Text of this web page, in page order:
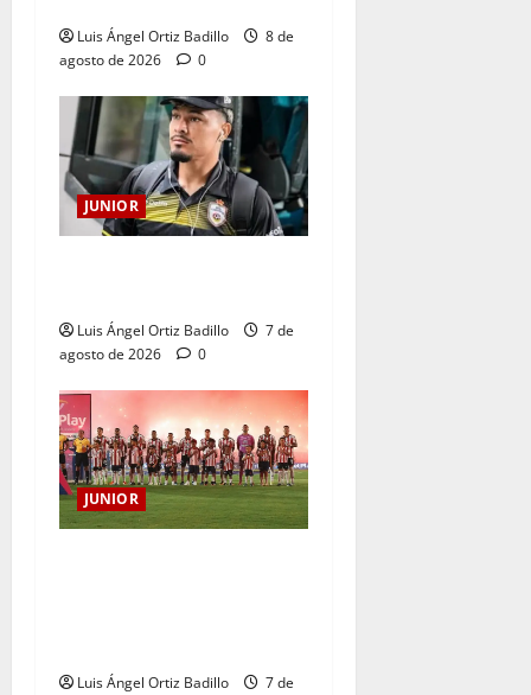
Luis Ángel Ortiz Badillo
8 de
agosto de 2026
0
JUNIOR
Luis Ángel Ortiz Badillo
7 de
agosto de 2026
0
JUNIOR
Luis Ángel Ortiz Badillo
7 de